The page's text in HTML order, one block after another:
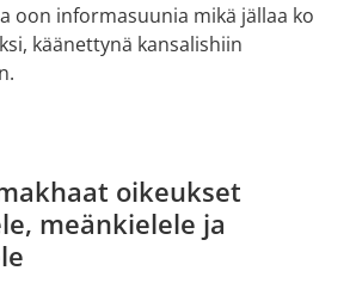
oon informasuunia mikä jällaa ko
käänettynä kansalishiin
oikeukset
meänkielele ja